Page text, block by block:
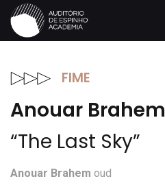
FIME
Anouar Brahem
“The Last Sky”
Anouar Brahem oud